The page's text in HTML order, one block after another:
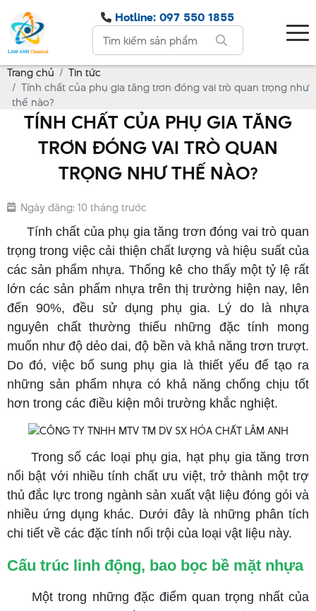
Hotline: 097 550 1855
Trang chủ
Tin tức
Tính chất của phụ gia tăng trơn đóng vai trò quan trọng như
thế nào?
TÍNH CHẤT CỦA PHỤ GIA TĂNG
TRƠN ĐÓNG VAI TRÒ QUAN
TRỌNG NHƯ THẾ NÀO?
Ngày đăng: 10 tháng trước
Tính chất của phụ gia tăng trơn đóng vai trò quan
trọng trong việc cải thiện chất lượng và hiệu suất của
các sản phẩm nhựa. Thống kê cho thấy một tỷ lệ rất
lớn các sản phẩm nhựa trên thị trường hiện nay, lên
đến 90%, đều sử dụng phụ gia. Lý do là nhựa
nguyên chất thường thiếu những đặc tính mong
muốn như độ dẻo dai, độ bền và khả năng trơn trượt.
Do đó, việc bổ sung phụ gia là thiết yếu để tạo ra
những sản phẩm nhựa có khả năng chống chịu tốt
hơn trong các điều kiện môi trường khắc nghiệt.
Trong số các loại phụ gia, hạt phụ gia tăng trơn
nổi bật với nhiều tính chất ưu việt, trở thành một trợ
thủ đắc lực trong ngành sản xuất vật liệu đóng gói và
nhiều ứng dụng khác. Dưới đây là những phân tích
chi tiết về các đặc tính nổi trội của loại vật liệu này.
Cấu trúc linh động, bao bọc bề mặt nhựa
Một trong những đặc điểm quan trọng nhất của